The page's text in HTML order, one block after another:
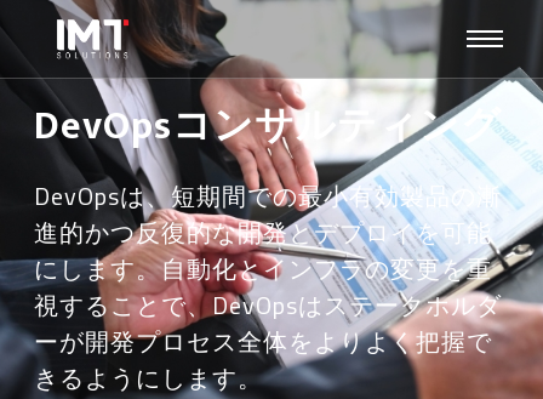
DevOpsコンサルティング
DevOpsは、短期間での最小有効製品の漸
進的かつ反復的な開発とデプロイを可能
にします。自動化とインフラの変更を重
視することで、DevOpsはステークホルダ
ーが開発プロセス全体をよりよく把握で
きるようにします。